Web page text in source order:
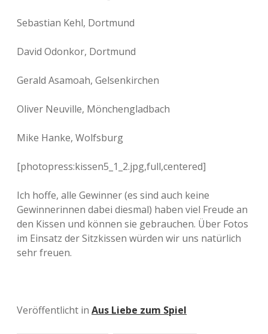
Sebastian Kehl, Dortmund
David Odonkor, Dortmund
Gerald Asamoah, Gelsenkirchen
Oliver Neuville, Mönchengladbach
Mike Hanke, Wolfsburg
[photopress:kissen5_1_2.jpg,full,centered]
Ich hoffe, alle Gewinner (es sind auch keine
Gewinnerinnen dabei diesmal) haben viel Freude an
den Kissen und können sie gebrauchen. Über Fotos
im Einsatz der Sitzkissen würden wir uns natürlich
sehr freuen.
Veröffentlicht in Aus Liebe zum Spiel